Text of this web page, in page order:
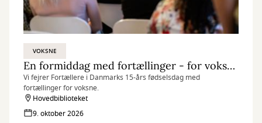
VOKSNE
En formiddag med fortællinger - for voksne
Vi fejrer Fortællere i Danmarks 15-års fødselsdag med
fortællinger for voksne.
Hovedbiblioteket
9. oktober 2026